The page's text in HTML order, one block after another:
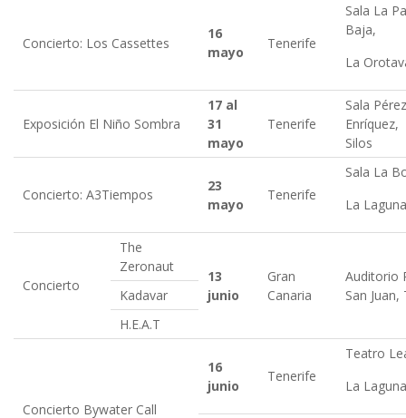
Concierto: Los Cassettes
16
mayo
Tenerife
Sala La
Baja,
La
Exposición El Niño Sombra
17 al
31
mayo
Tenerife
Sala Pérez
Enríquez,
Silos
Concierto: A3Tiempos
23
mayo
Tenerife
Sala La
La Laguna
Concierto
The
Zeronaut
13
junio
Gran
Canaria
Auditorio
San Juan,
Kadavar
H.E.A.T
Concierto Bywater Call
16
junio
Tenerife
Teatro
La Laguna